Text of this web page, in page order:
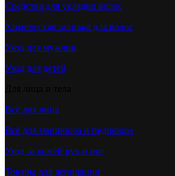
Средства для укладки волос
Химическая завивка для волос
Уход для мужчин
Уход для детей
Всё для лица
Всё для маникюра и педикюра
Уход за кожей рук и ног
Товары для депиляции